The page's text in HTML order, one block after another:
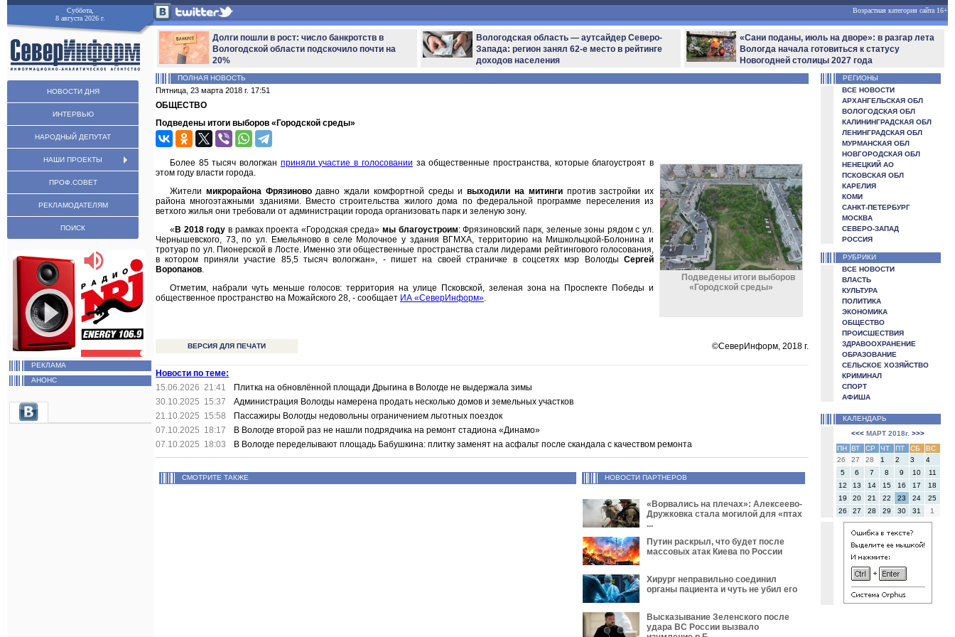
Суббота,
8 августа 2026 г.
НОВОСТИ ДНЯ
ИНТЕРВЬЮ
НАРОДНЫЙ ДЕПУТАТ
НАШИ ПРОЕКТЫ
ПРОФ.СОВЕТ
РЕКЛАМОДАТЕЛЯМ
ПОИСК
РЕКЛАМА
АНОНС
Возрастная категория сайта 16+
Долги пошли в рост: число банкротств в
Вологодской области подскочило почти на
20%
Вологодская область — аутсайдер Северо-
Запада: регион занял 62-е место в рейтинге
доходов населения
«Сани поданы, июль на дворе»: в разгар лета
Вологда начала готовиться к статусу
Новогодней столицы 2027 года
ПОЛНАЯ НОВОСТЬ
Пятница, 23 марта 2018 г. 17:51
ОБЩЕСТВО
Подведены итоги выборов «Городской среды»
Подведены итоги выборов
«Городской среды»
Более 85 тысяч вологжан приняли участие в голосовании за общественные пространства, которые благоустроят в
этом году власти города.
Жители микрорайона Фрязиноводавно ждали комфортной среды ивыходили на митингипротив застройки их
района многоэтажными зданиями. Вместо строительства жилого дома по федеральной программе переселения из
ветхого жилья они требовали от администрации города организовать парк и зеленую зону.
« В 2018 году в рамках проекта «Городская среда» мы благоустроим: Фрязиновский парк, зеленые зоны рядом с ул.
Чернышевского, 73, по ул. Емельяново в селе Молочное у здания ВГМХА, территорию на Мишкольцкой-Болонина и
тротуар по ул. Пионерской в Лосте. Именно эти общественные пространства стали лидерами рейтингового голосования,
в котором приняли участие 85,5 тысяч вологжан», - пишет на своей страничке в соцсетях мэр Вологды Сергей
Воропанов.
Отметим, набрали чуть меньше голосов: территория на улице Псковской, зеленая зона на Проспекте Победы и
общественное пространство на Можайского 28, - сообщает ИА «СеверИнформ».
ВЕРСИЯ ДЛЯ ПЕЧАТИ ©СеверИнформ, 2018 г.
Новости по теме:
15.06.2026 21:41
Плитка на обновлённой площади Дрыгина в Вологде не выдержала зимы
30.10.2025 15:37
Администрация Вологды намерена продать несколько домов и земельных участков
21.10.2025 15:58
Пассажиры Вологды недовольны ограничением льготных поездок
07.10.2025 18:17
В Вологде второй раз не нашли подрядчика на ремонт стадиона «Динамо»
07.10.2025 18:03
В Вологде переделывают площадь Бабушкина: плитку заменят на асфальт после скандала с качеством ремонта
СМОТРИТЕ ТАКЖЕ НОВОСТИ ПАРТНЕРОВ
«Ворвались на плечах»: Алексеево-
Дружковка стала могилой для «птах
...
Путин раскрыл, что будет после
массовых атак Киева по России
Хирург неправильно соединил
органы пациента и чуть не убил его
Высказывание Зеленского после
удара ВС России вызвало
РЕГИОНЫ
ВСЕ НОВОСТИ
АРХАНГЕЛЬСКАЯ ОБЛ
ВОЛОГОДСКАЯ ОБЛ
КАЛИНИНГРАДСКАЯ ОБЛ
ЛЕНИНГРАДСКАЯ ОБЛ
МУРМАНСКАЯ ОБЛ
НОВГОРОДСКАЯ ОБЛ
НЕНЕЦКИЙ АО
ПСКОВСКАЯ ОБЛ
КАРЕЛИЯ
КОМИ
САНКТ-ПЕТЕРБУРГ
МОСКВА
СЕВЕРО-ЗАПАД
РОССИЯ
РУБРИКИ
ВСЕ НОВОСТИ
ВЛАСТЬ
КУЛЬТУРА
ПОЛИТИКА
ЭКОНОМИКА
ОБЩЕСТВО
ПРОИСШЕСТВИЯ
ЗДРАВООХРАНЕНИЕ
ОБРАЗОВАНИЕ
СЕЛЬСКОЕ ХОЗЯЙСТВО
КРИМИНАЛ
СПОРТ
АФИША
КАЛЕНДАРЬ
<<< МАРТ 2018г. >>>
ПН
ВТ СР ЧТ ПТ СБ
ВС
26
27 28 1 2 3
4
5
6 7 8 9 10
11
12
13 14 15 16 17
18
19
20 21 22 23 24
25
26
27 28 29 30 31 1